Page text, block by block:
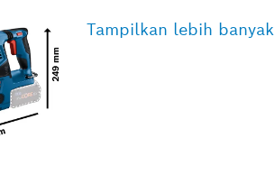
Tampilkan lebih banyak